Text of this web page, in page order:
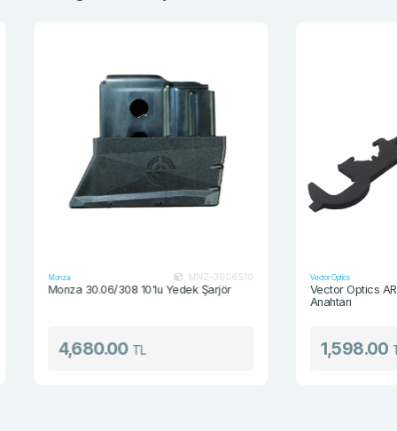
Monza MNZ-3006S10
Monza 30.06/308 10'lu Yedek Şarjör
4,680.00TL
Vector Optics
Vector Optics
Anahtarı
1,598.00TL